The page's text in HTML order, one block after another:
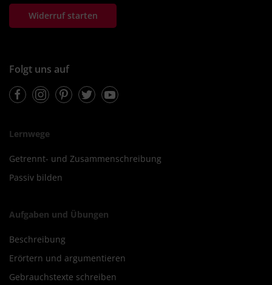
Widerruf starten
Folgt uns auf
FacebookInstagramPinterestTwitterYoutube
Lernwege
Getrennt- und Zusammenschreibung
Passiv bilden
Aufgaben und Übungen
Beschreibung
Erörtern und argumentieren
Gebrauchstexte schreiben